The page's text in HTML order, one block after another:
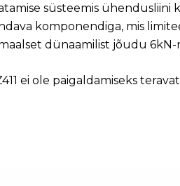
süsteemis ühendusliini
komponendiga, mis
dünaamilist jõudu 6kN-
ei ole paigaldamiseks